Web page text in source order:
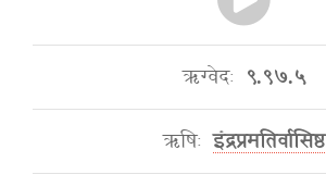
ऋग्वेदः ९.९७.५
ऋषिः इंद्रप्रमतिर्वासिष्ठ